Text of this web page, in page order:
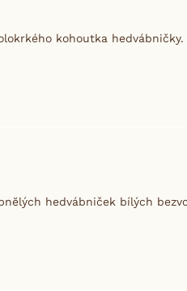
kohoutka hedvábničky.
hedvábniček bílých